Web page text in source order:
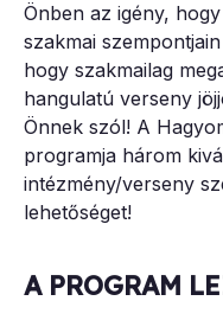
Önben az igény,
szakmai
hogy szakmailag
hangulatú verseny
Önnek szól! A
programja három
intézmény/verseny
lehetőséget!
A PROGRAM